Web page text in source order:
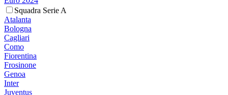
Squadra Serie A
Atalanta
Bologna
Cagliari
Como
Fiorentina
Frosinone
Genoa
Inter
Juventus